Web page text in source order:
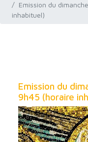
Emission du
inhabituel)
Emission du
9h45 (horaire